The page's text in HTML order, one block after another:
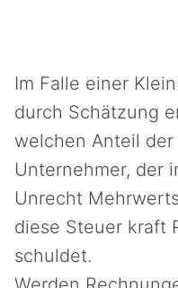
Im Falle einer
durch Schätzung
welchen Anteil
Unternehmer, der
Unrecht
diese Steuer kraft
schuldet.